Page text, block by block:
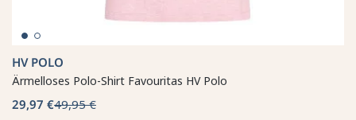
HV POLO
Ärmelloses Polo-Shirt Favouritas HV Polo
29,97 €49,95 €